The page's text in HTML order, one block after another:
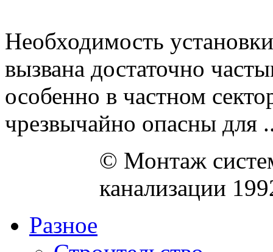
Необходимость
вызвана достаточно
особенно в частном
чрезвычайно опасны для
© Монтаж
канализации
Разное